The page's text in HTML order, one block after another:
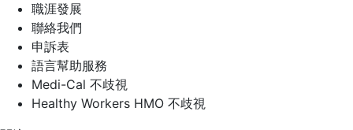
職涯發展
聯絡我們
申訴表
語言幫助服務
Medi-Cal 不歧視
Healthy Workers HMO 不歧視